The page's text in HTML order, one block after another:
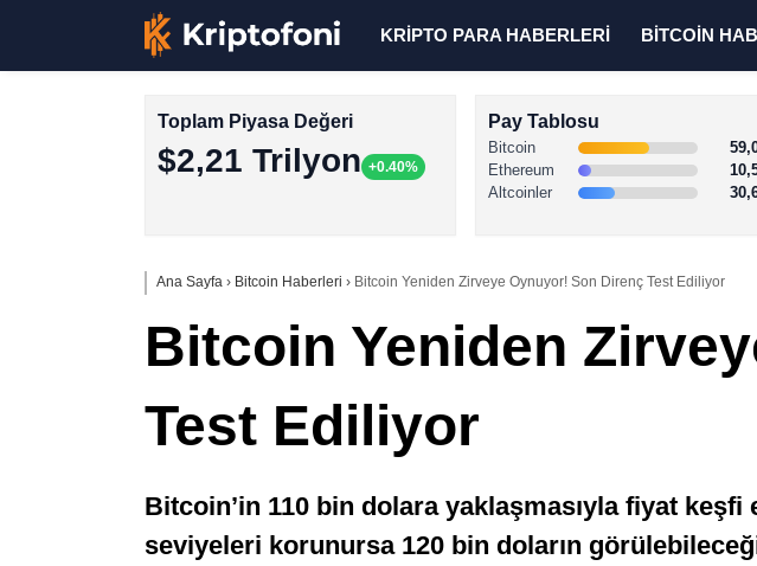
KRİPTO PARA HABERLERİ BİTCOİN
Toplam Piyasa Değeri
$2,21 Trilyon +0.40%
Pay Tablosu
Bitcoin
Ethereum
Altcoinler
Ana Sayfa › Bitcoin Haberleri › Bitcoin Yeniden Zirveye Oynuyor! Son Direnç Test Ediliyor
Bitcoin Yeniden
Test Ediliyor
Bitcoin’in 110 bin dolara yaklaşmasıyla fiyat
seviyeleri korunursa 120 bin doların